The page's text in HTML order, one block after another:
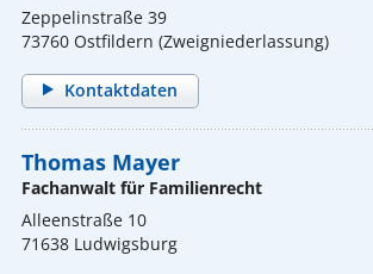
Zeppelinstraße 39
73760 Ostfildern (Zweigniederlassung)
Kontaktdaten
Thomas Mayer
Fachanwalt für Familienrecht
Alleenstraße 10
71638 Ludwigsburg